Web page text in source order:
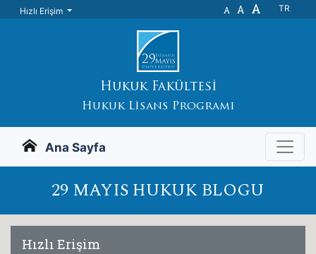
Hızlı Erişim A A A TR
Hukuk Fakültesi
Hukuk Lisans Programı
Ana Sayfa
29 MAYIS HUKUK BLOGU
Hızlı Erişim